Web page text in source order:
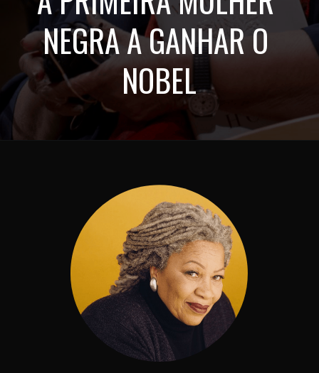
NEGRA A GANHAR O
NOBEL